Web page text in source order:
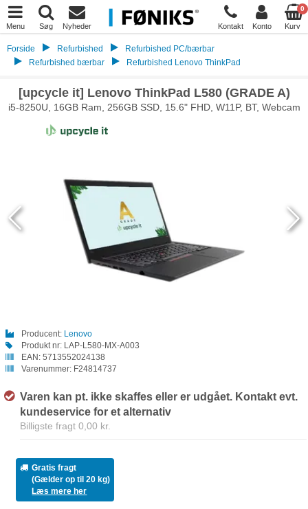
Menu Søg Nyheder Kontakt Konto
0
Kurv
Forside Refurbished
Refurbished PC/bærbar
Refurbished bærbar
Refurbished Lenovo ThinkPad
[upcycle it] Lenovo ThinkPad L580 (GRADE A)
i5-8250U, 16GB Ram, 256GB SSD, 15.6" FHD, W11P, BT, Webcam
Producent: Lenovo
Produkt nr: LAP-L580-MX-A003
EAN: 5713552024138
Varenummer: F24814737
Varen kan pt. ikke skaffes eller er udgået. Kontakt evt.
kundeservice for et alternativ
Billigste fragt 0,00 kr.
Gratis fragt
(Gælder op til 20 kg)
Læs mere her